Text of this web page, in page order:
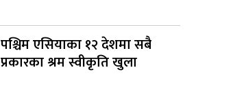
पश्चिम एसियाका १२ देशमा सबै
प्रकारका श्रम स्वीकृति खुला